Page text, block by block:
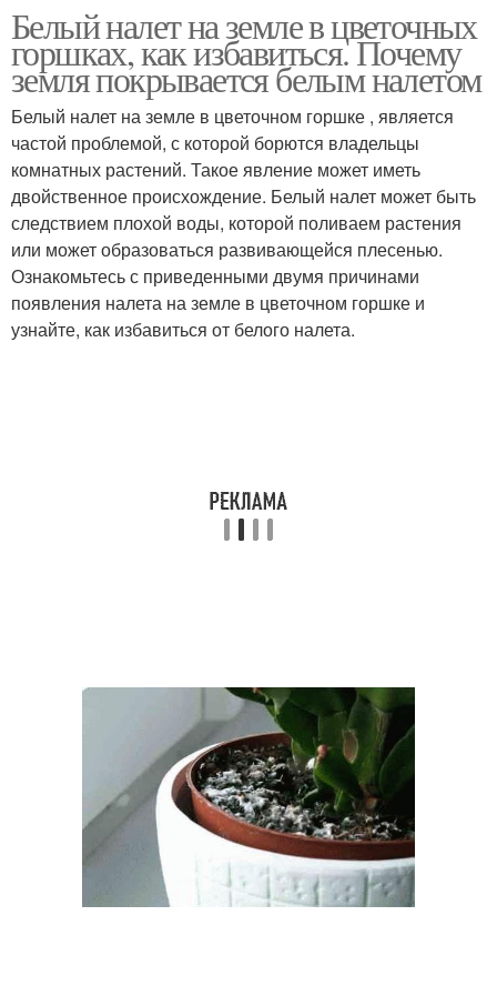
Налет в цветочных
горшках
Желтый налет
Белый налет на земле в цветочных
горшках, как избавиться. Почему
земля покрывается белым налетом
Белый налет на земле в цветочном горшке , является
частой проблемой, с которой борются владельцы
комнатных растений. Такое явление может иметь
двойственное происхождение. Белый налет может быть
следствием плохой воды, которой поливаем растения
или может образоваться развивающейся плесенью.
Ознакомьтесь с приведенными двумя причинами
появления налета на земле в цветочном горшке и
узнайте, как избавиться от белого налета.